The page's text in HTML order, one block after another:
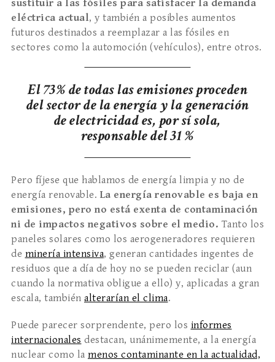
sustituir a las fósiles para satisfacer la demanda
eléctrica actual, y también a posibles aumentos
futuros destinados a reemplazar a las fósiles en
sectores como la automoción (vehículos), entre otros.
El 73% de todas las emisiones proceden
del sector de la energía y la generación
de electricidad es, por sí sola,
responsable del 31 %
Pero fíjese que hablamos de energía limpia y no de
energía renovable. La energía renovable es baja en
emisiones, pero no está exenta de contaminación
ni de impactos negativos sobre el medio. Tanto los
paneles solares como los aerogeneradores requieren
de minería intensiva, generan cantidades ingentes de
residuos que a día de hoy no se pueden reciclar (aun
cuando la normativa obligue a ello) y, aplicadas a gran
escala, también alterarían el clima.
Puede parecer sorprendente, pero los informes
internacionales destacan, unánimemente, a la energía
nuclear como la menos contaminante en la actualidad,